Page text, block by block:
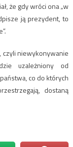
że gdy wróci ona „w
ją prezydent, to
czyli niewykonywanie
uzależniony od
co do których
dostaną